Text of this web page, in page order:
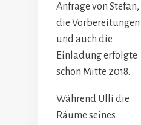
Anfrage von Stefan,
die Vorbereitungen
und auch die
Einladung erfolgte
schon Mitte 2018.
Während Ulli die
Räume seines